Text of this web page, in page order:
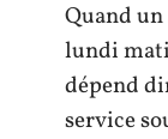
Quand
lundi
dépend
service